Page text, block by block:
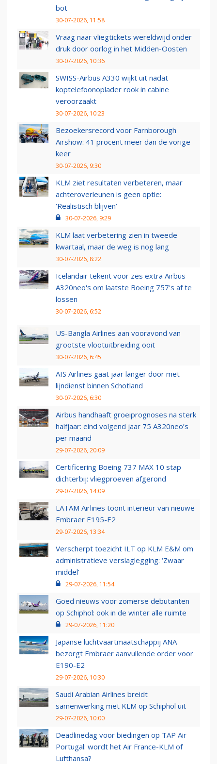
bot
30-07-2026, 11:58
Vraag naar vliegtickets wereldwijd onder
druk door oorlog in het Midden-Oosten
30-07-2026, 10:36
SWISS-Airbus A330 wijkt uit nadat
koptelefoonoplader rook in cabine
veroorzaakt
30-07-2026, 10:23
Bezoekersrecord voor Farnborough
Airshow: 41 procent meer dan de vorige
keer
30-07-2026, 9:30
KLM ziet resultaten verbeteren, maar
achteroverleunen is geen optie:
‘Realistisch blijven’
30-07-2026, 9:29
KLM laat verbetering zien in tweede
kwartaal, maar de weg is nog lang
30-07-2026, 8:22
Icelandair tekent voor zes extra Airbus
A320neo's om laatste Boeing 757's af te
lossen
30-07-2026, 6:52
US-Bangla Airlines aan vooravond van
grootste vlootuitbreiding ooit
30-07-2026, 6:45
AIS Airlines gaat jaar langer door met
lijndienst binnen Schotland
30-07-2026, 6:30
Airbus handhaaft groeiprognoses na sterk
halfjaar: eind volgend jaar 75 A320neo’s
per maand
29-07-2026, 20:09
Certificering Boeing 737 MAX 10 stap
dichterbij: vliegproeven afgerond
29-07-2026, 14:09
LATAM Airlines toont interieur van nieuwe
Embraer E195-E2
29-07-2026, 13:34
Verscherpt toezicht ILT op KLM E&M om
administratieve verslaglegging: ‘Zwaar
middel’
29-07-2026, 11:54
Goed nieuws voor zomerse debutanten
op Schiphol: ook in de winter alle ruimte
29-07-2026, 11:20
Japanse luchtvaartmaatschappij ANA
bezorgt Embraer aanvullende order voor
E190-E2
29-07-2026, 10:30
Saudi Arabian Airlines breidt
samenwerking met KLM op Schiphol uit
29-07-2026, 10:00
Deadlinedag voor biedingen op TAP Air
Portugal: wordt het Air France-KLM of
Lufthansa?